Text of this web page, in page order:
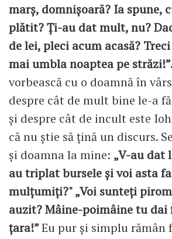
marș, domnișoară? Ia spune,
plătit? Ți-au dat mult, nu?
de lei, pleci acum acasă?
mai umbla noaptea pe
vorbească cu o doamnă în
despre cât de mult bine le-a
și despre cât de incult este
că nu știe să țină un discurs.
și doamna la mine: „V-au dat
au triplat bursele și voi asta
mulțumiți?" „Voi sunteți
auzit? Mâine-poimâine tu dai
țara!”Eu pur și simplu rămân